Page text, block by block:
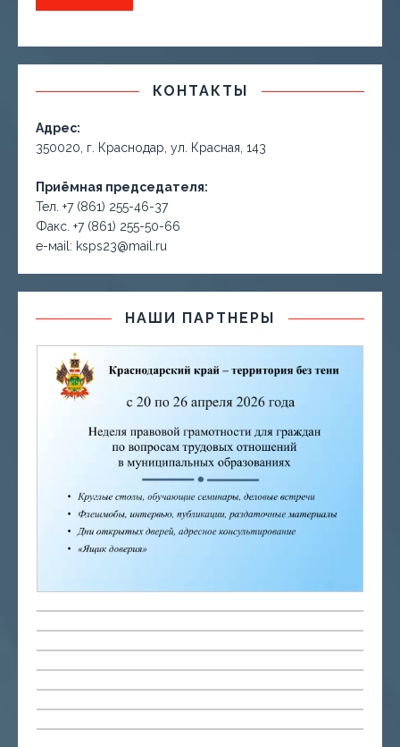
КОНТАКТЫ
Адрес:
350020, г. Краснодар, ул. Красная, 143
Приёмная председателя:
Тел. +7 (861) 255-46-37
Факс. +7 (861) 255-50-66
е-маil: ksps23@mail.ru
НАШИ ПАРТНЕРЫ